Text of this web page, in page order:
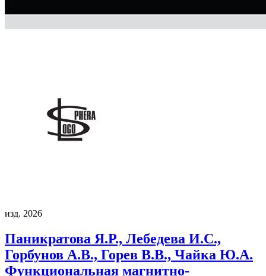
изд. 2026
Паникратова Я.Р., Лебедева И.С.,
Горбунов А.В., Горев В.В., Чайка Ю.А.
Функциональная магнитно-